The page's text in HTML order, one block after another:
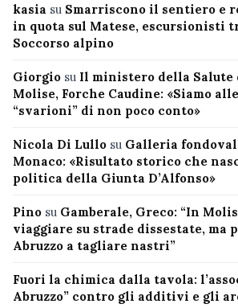
kasia su Smarriscono il sentiero e
in quota sul Matese, escursionisti
Soccorso alpino
Giorgio su Il ministero della
Molise, Forche Caudine: «Siamo
“svarioni” di non poco conto»
Nicola Di Lullo su Galleria
Monaco: «Risultato storico che
politica della Giunta D’Alfonso»
Pino su Gamberale, Greco: “In
viaggiare su strade dissestate, ma
Abruzzo a tagliare nastri”
Fuori la chimica dalla tavola:
Abruzzo” contro gli additivi e gli